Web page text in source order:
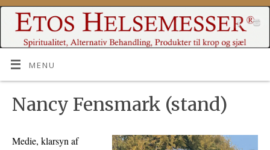
MENU
Nancy Fensmark (stand)
Medie, klarsyn af